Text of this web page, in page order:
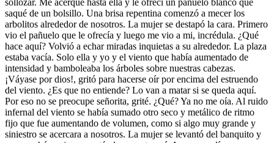
saqué de un bolsillo. Una brisa repentina comenzó a mecer los
arbolitos alrededor de nosotros. La mujer se destapó la cara. Primero
vio el pañuelo que le ofrecía y luego me vio a mi, incrédula. ¿Qué
hace aquí? Volvió a echar miradas inquietas a su alrededor. La plaza
estaba vacía. Solo ella y yo y el viento que había aumentado de
intensidad y bamboleaba los árboles sobre nuestras cabezas.
¡Váyase por dios!, gritó para hacerse oír por encima del estruendo
del viento. ¿Es que no entiende? Lo van a matar si se queda aquí.
Por eso no se preocupe señorita, grité. ¿Qué? Ya no me oía. Al ruido
infernal del viento se había sumado otro seco y metálico de ritmo
fijo que fue aumentando de volumen, como si algo muy grande y
siniestro se acercara a nosotros. La mujer se levantó del banquito y